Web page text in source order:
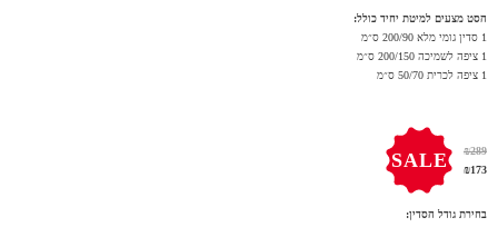
₪289
₪173
SALE
בחירת גודל הסדין:
הסט מצעים למיטת יחיד כולל:
1 סדין גומי מלא 200/90 ס״מ
1 ציפה לשמיכה 200/150 ס״מ
1 ציפה לכרית 50/70 ס״מ